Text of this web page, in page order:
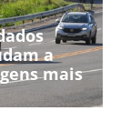
a
mais